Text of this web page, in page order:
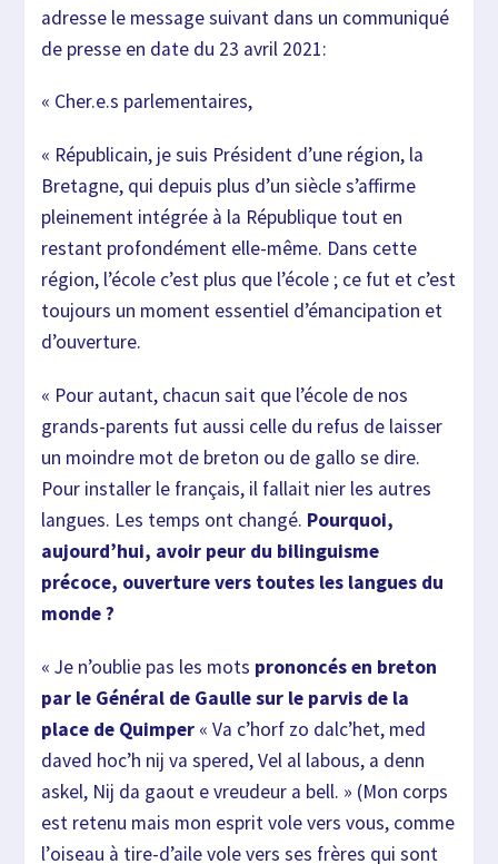
adresse le message suivant dans un communiqué
de presse en date du 23 avril 2021:
« Cher.e.s parlementaires,
« Républicain, je suis Président d’une région, la
Bretagne, qui depuis plus d’un siècle s’affirme
pleinement intégrée à la République tout en
restant profondément elle-même. Dans cette
région, l’école c’est plus que l’école ; ce fut et c’est
toujours un moment essentiel d’émancipation et
d’ouverture.
« Pour autant, chacun sait que l’école de nos
grands-parents fut aussi celle du refus de laisser
un moindre mot de breton ou de gallo se dire.
Pour installer le français, il fallait nier les autres
langues. Les temps ont changé. Pourquoi,
aujourd’hui, avoir peur du bilinguisme
précoce, ouverture vers toutes les langues du
monde ?
« Je n’oublie pas les mots prononcés en breton
par le Général de Gaulle sur le parvis de la
place de Quimper « Va c’horf zo dalc’het, med
daved hoc’h nij va spered, Vel al labous, a denn
askel, Nij da gaout e vreudeur a bell. » (Mon corps
est retenu mais mon esprit vole vers vous, comme
l’oiseau à tire-d’aile vole vers ses frères qui sont